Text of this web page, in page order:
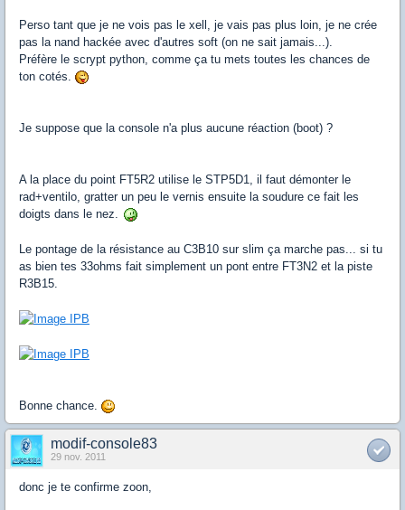
Perso tant que je ne vois pas le xell, je vais pas plus loin, je ne crée
pas la nand hackée avec d'autres soft (on ne sait jamais...).
Préfère le scrypt python, comme ça tu mets toutes les chances de
ton cotés.
Je suppose que la console n'a plus aucune réaction (boot) ?
A la place du point FT5R2 utilise le STP5D1, il faut démonter le
rad+ventilo, gratter un peu le vernis ensuite la soudure ce fait les
doigts dans le nez.
Le pontage de la résistance au C3B10 sur slim ça marche pas... si tu
as bien tes 33ohms fait simplement un pont entre FT3N2 et la piste
R3B15.
Bonne chance.
modif-console83
29 nov. 2011
donc je te confirme zoon,